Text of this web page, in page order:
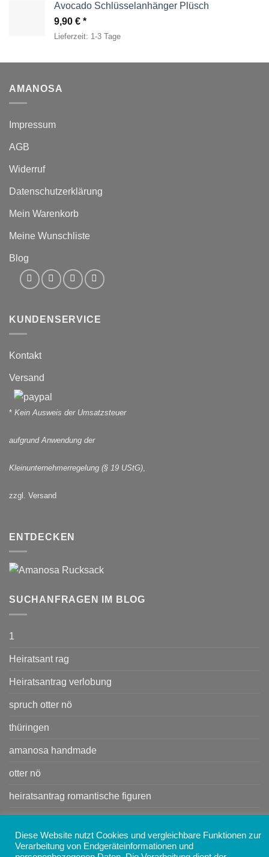
Avocado Schlüsselanhänger Plüsch
9,90 €
Lieferzeit: 1-3 Tage
AMANOSA
Impressum
AGB
Widerruf
Datenschutzerklärung
Mein Warenkorb
Meine Wunschliste
Blog
KUNDENSERVICE
Kontakt
Versand
* Kein Ausweis der Umsatzsteuer
aufgrund Anwendung der
Kleinunternehmerregelung (§ 19 UStG),
zzgl. Versand
ENTDECKEN
SUCHANFRAGEN IM BLOG
1
Heiratsant rag
Heiratsantrag verlobung
spruch otter nö
thüringen
amanosa handmade
otter nö
heiratsantrag romantische figuren
Handtasche
Diese Website nutzt Cookies und vergleichbare Funktionen zur
Verarbeitung von Endgeräteinformationen und